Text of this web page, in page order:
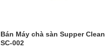
Bán Máy chà sàn Supper Clean
SC-002